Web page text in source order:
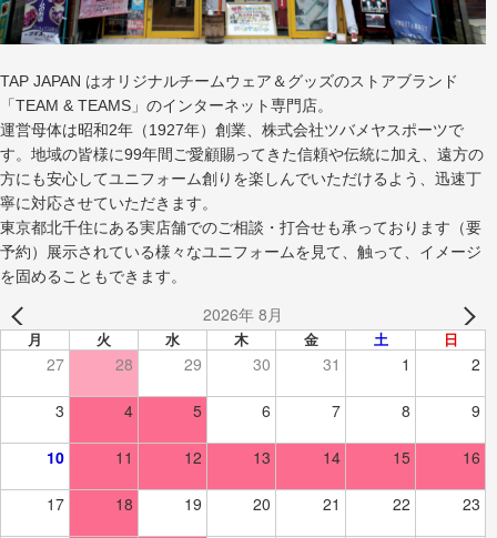
TAP JAPAN はオリジナルチームウェア＆グッズのストアブランド
「TEAM & TEAMS」のインターネット専門店。
運営母体は昭和2年（1927年）創業、株式会社ツバメヤスポーツで
す。地域の皆様に99年間ご愛顧賜ってきた信頼や伝統に加え、遠方の
方にも安心してユニフォーム創りを楽しんでいただけるよう、迅速丁
寧に対応させていただきます。
東京都北千住にある実店舗でのご相談・打合せも承っております（要
予約）展示されている様々なユニフォームを見て、触って、イメージ
を固めることもできます。
2026年 8月
月 火 水 木 金 土 日
27 28 29 30 31 1 2
3 4 5 6 7 8 9
10 11 12 13 14 15 16
17 18 19 20 21 22 23